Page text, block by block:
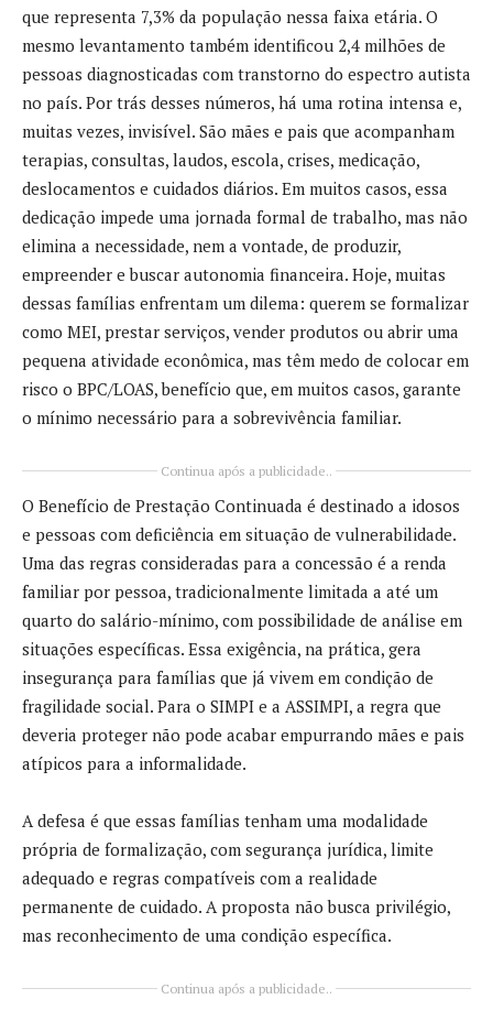
que representa 7,3% da população nessa faixa etária. O
mesmo levantamento também identificou 2,4 milhões de
pessoas diagnosticadas com transtorno do espectro autista
no país. Por trás desses números, há uma rotina intensa e,
muitas vezes, invisível. São mães e pais que acompanham
terapias, consultas, laudos, escola, crises, medicação,
deslocamentos e cuidados diários. Em muitos casos, essa
dedicação impede uma jornada formal de trabalho, mas não
elimina a necessidade, nem a vontade, de produzir,
empreender e buscar autonomia financeira. Hoje, muitas
dessas famílias enfrentam um dilema: querem se formalizar
como MEI, prestar serviços, vender produtos ou abrir uma
pequena atividade econômica, mas têm medo de colocar em
risco o BPC/LOAS, benefício que, em muitos casos, garante
o mínimo necessário para a sobrevivência familiar.
Continua após a publicidade..
O Benefício de Prestação Continuada é destinado a idosos
e pessoas com deficiência em situação de vulnerabilidade.
Uma das regras consideradas para a concessão é a renda
familiar por pessoa, tradicionalmente limitada a até um
quarto do salário-mínimo, com possibilidade de análise em
situações específicas. Essa exigência, na prática, gera
insegurança para famílias que já vivem em condição de
fragilidade social. Para o SIMPI e a ASSIMPI, a regra que
deveria proteger não pode acabar empurrando mães e pais
atípicos para a informalidade.
A defesa é que essas famílias tenham uma modalidade
própria de formalização, com segurança jurídica, limite
adequado e regras compatíveis com a realidade
permanente de cuidado. A proposta não busca privilégio,
mas reconhecimento de uma condição específica.
Continua após a publicidade..